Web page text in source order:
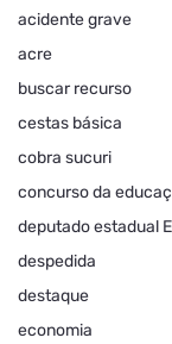
acidente grave
acre
buscar recurso
cestas básica
cobra sucuri
concurso da
deputado estadual
despedida
destaque
economia